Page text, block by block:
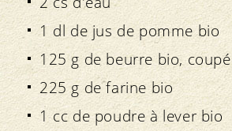
1 dl de jus de pomme bio
125 g de beurre bio,
225 g de farine bio
1 cc de poudre à lever bio